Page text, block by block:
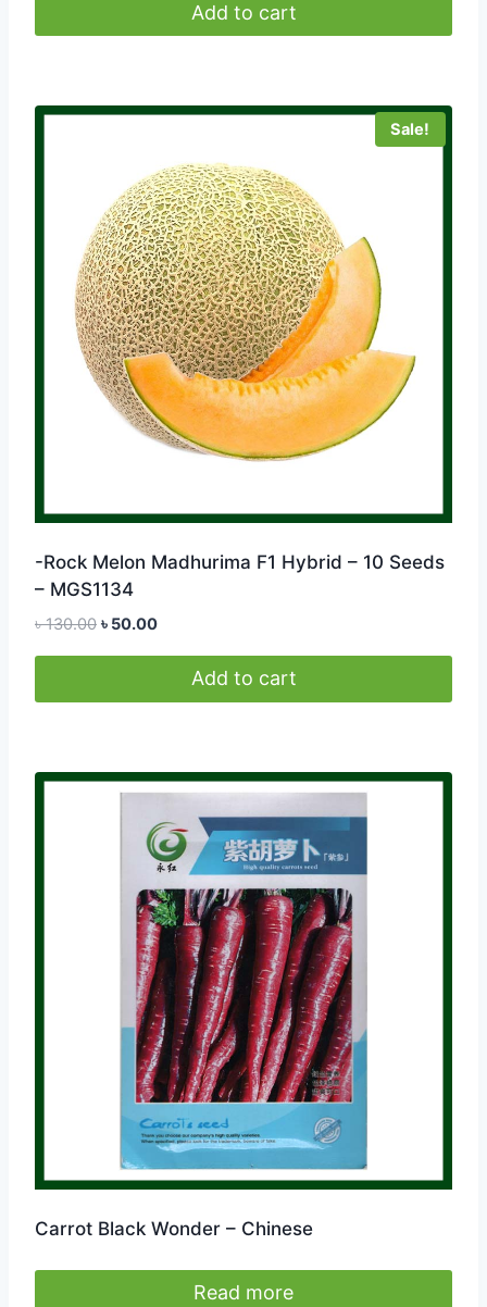
Add to cart
Sale!
-Rock Melon Madhurima F1 Hybrid – 10 Seeds
– MGS1134
৳130.00 Original
৳ 130.00.
৳ 50.00Current
৳ 50.00.
Add to cart
Carrot Black Wonder – Chinese
Read more